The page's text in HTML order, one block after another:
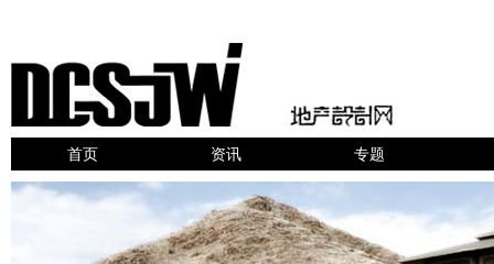
首页 资讯 专题